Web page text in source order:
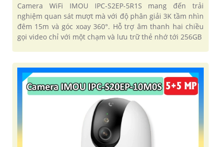
Camera WiFi IMOU IPC-S2EP-5R1S mang đến trải
nghiệm quan sát mượt mà với độ phân giải 3K tầm nhìn
đêm 15m và góc xoay 360°. Hỗ trợ âm thanh hai chiều
gọi video chỉ với một chạm và lưu trữ thẻ nhớ tới 256GB